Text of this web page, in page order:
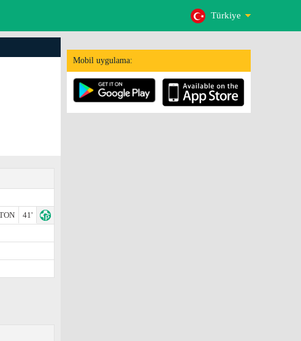
Türkiye
Mobil uygulama:
41'